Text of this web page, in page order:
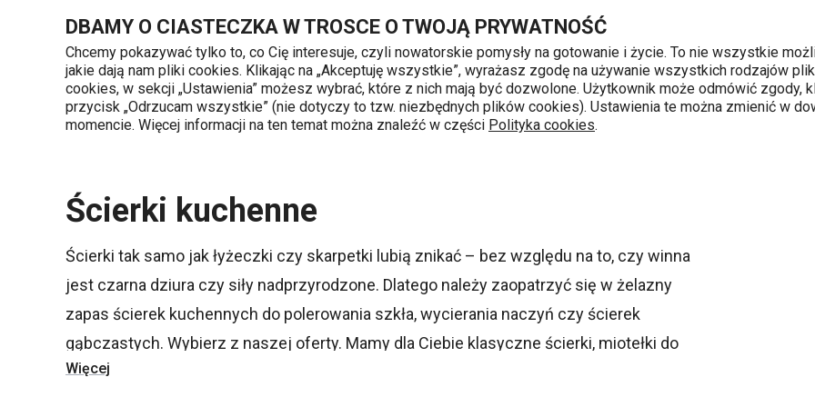
DBAMY O CIASTECZKA W TROSCE O TWOJĄ PRYWATNOŚĆ
Chcemy pokazywać tylko to, co Cię interesuje, czyli nowatorskie pomysły na gotowanie i życie. To nie wszystkie
jakie dają nam pliki cookies. Klikając na „Akceptuję wszystkie”, wyrażasz zgodę na używanie wszystkich rodzajów
cookies, w sekcji „Ustawienia” możesz wybrać, które z nich mają być dozwolone. Użytkownik może odmówić zgody,
przycisk „Odrzucam wszystkie” (nie dotyczy to tzw. niezbędnych plików cookies). Ustawienia te można zmienić w
momencie. Więcej informacji na ten temat można znaleźć w części Polityka cookies.
Przejdź do głównej zawartości
Przejdź do wyszukiwania
Przejdź do nawigacji
Kategorie produktów 720 809 700
Poniedziałek - piątek od 8 do 16
Ścierki kuchenne
Ścierki tak samo jak łyżeczki czy skarpetki lubią znikać – bez względu na to, czy winna
jest czarna dziura czy siły nadprzyrodzone. Dlatego należy zaopatrzyć się w żelazny
zapas ścierek kuchennych do polerowania szkła, wycierania naczyń czy ścierek
gąbczastych. Wybierz z naszej oferty. Mamy dla Ciebie klasyczne ścierki, miotełki do
kurzu i ścierki gąbczaste. Nie zapomnij kupić jeszcze
Więcej